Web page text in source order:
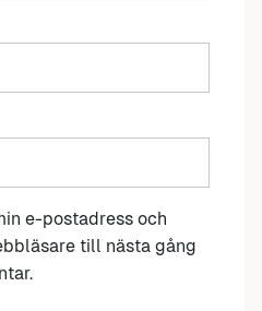
e-postadress och
till nästa gång